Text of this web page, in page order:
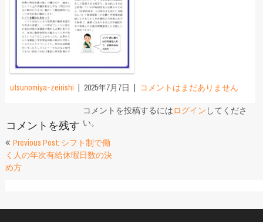
utsunomiya-zeirishi 2025年7月7日 コメントはまだありません
コメントを残す
コメントを投稿するにはログイン してくださ
い。
投
稿
Previous Post: シフト制で働
く人の年次有給休暇日数の決
め方